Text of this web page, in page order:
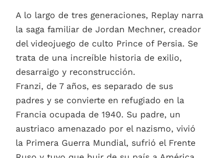
A lo largo de tres generaciones, Replay narra
la saga familiar de Jordan Mechner, creador
del videojuego de culto Prince of Persia. Se
trata de una increíble historia de exilio,
desarraigo y reconstrucción.
Franzi, de 7 años, es separado de sus
padres y se convierte en refugiado en la
Francia ocupada de 1940. Su padre, un
austriaco amenazado por el nazismo, vivió
la Primera Guerra Mundial, sufrió el Frente